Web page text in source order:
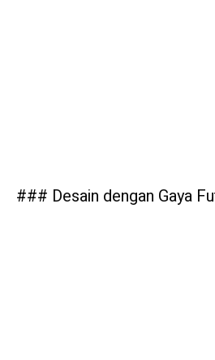
### Desain dengan Gaya